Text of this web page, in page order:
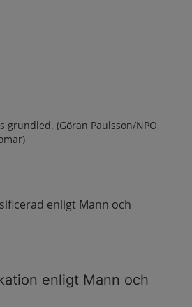
grundled. (Göran Paulsson/NPO
enligt Mann och
enligt Mann och